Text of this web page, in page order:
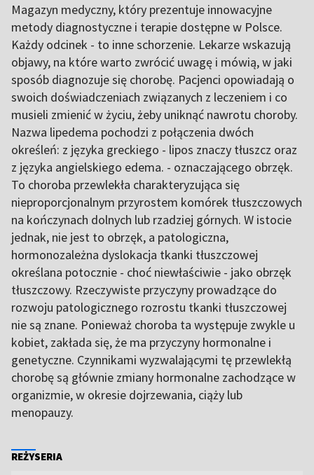
Magazyn medyczny, który prezentuje innowacyjne
metody diagnostyczne i terapie dostępne w Polsce.
Każdy odcinek - to inne schorzenie. Lekarze wskazują
objawy, na które warto zwrócić uwagę i mówią, w jaki
sposób diagnozuje się chorobę. Pacjenci opowiadają o
swoich doświadczeniach związanych z leczeniem i co
musieli zmienić w życiu, żeby uniknąć nawrotu choroby.
Nazwa lipedema pochodzi z połączenia dwóch
określeń: z języka greckiego - lipos znaczy tłuszcz oraz
z języka angielskiego edema. - oznaczającego obrzęk.
To choroba przewlekła charakteryzująca się
nieproporcjonalnym przyrostem komórek tłuszczowych
na kończynach dolnych lub rzadziej górnych. W istocie
jednak, nie jest to obrzęk, a patologiczna,
hormonozależna dyslokacja tkanki tłuszczowej
określana potocznie - choć niewłaściwie - jako obrzęk
tłuszczowy. Rzeczywiste przyczyny prowadzące do
rozwoju patologicznego rozrostu tkanki tłuszczowej
nie są znane. Ponieważ choroba ta występuje zwykle u
kobiet, zakłada się, że ma przyczyny hormonalne i
genetyczne. Czynnikami wyzwalającymi tę przewlekłą
chorobę są głównie zmiany hormonalne zachodzące w
organizmie, w okresie dojrzewania, ciąży lub
menopauzy.
REŻYSERIA